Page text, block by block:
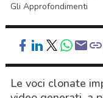
Gli Approfondimenti
Le voci clonate